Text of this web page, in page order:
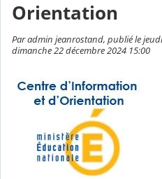
Orientation
Par admin jeanrostand, publié le
dimanche 22 décembre 2024 15:00